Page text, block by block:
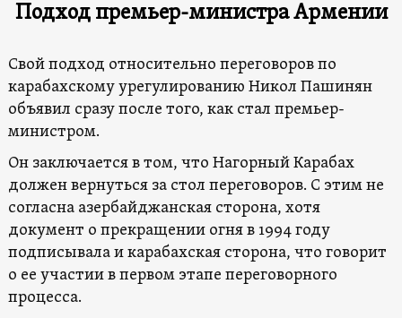
Подход премьер-министра Армении
Свой подход относительно переговоров по
карабахскому урегулированию Никол Пашинян
объявил сразу после того, как стал премьер-
министром.
Он заключается в том, что Нагорный Карабах
должен вернуться за стол переговоров. С этим не
согласна азербайджанская сторона, хотя
документ о прекращении огня в 1994 году
подписывала и карабахская сторона, что говорит
о ее участии в первом этапе переговорного
процесса.